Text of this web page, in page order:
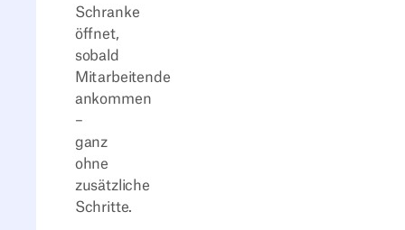
Schranke
öffnet,
sobald
Mitarbeitende
ankommen
–
ganz
ohne
zusätzliche
Schritte.